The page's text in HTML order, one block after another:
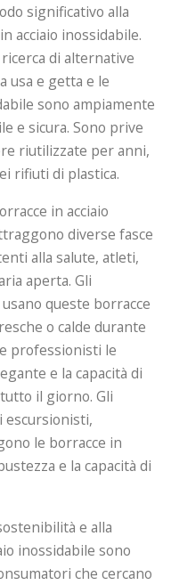
significativo alla
acciaio inossidabile.
di alternative
usa e getta e le
sono ampiamente
e sicura. Sono prive
riutilizzate per anni,
rifiuti di plastica.
in acciaio
diverse fasce
alla salute, atleti,
aperta. Gli
queste borracce
o calde durante
professionisti le
e la capacità di
il giorno. Gli
escursionisti,
le borracce in
e la capacità di
e alla
inossidabile sono
che cercano